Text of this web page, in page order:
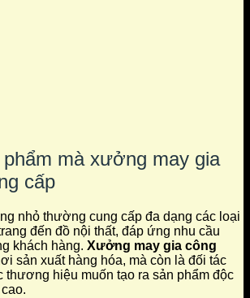
phẩm mà xưởng may gia
cấp
nhỏ thường cung cấp đa dạng các loại
đến đồ nội thất, đáp ứng nhu cầu
khách hàng. Xưởng may gia công
sản xuất hàng hóa, mà còn là đối tác
thương hiệu muốn tạo ra sản phẩm độc